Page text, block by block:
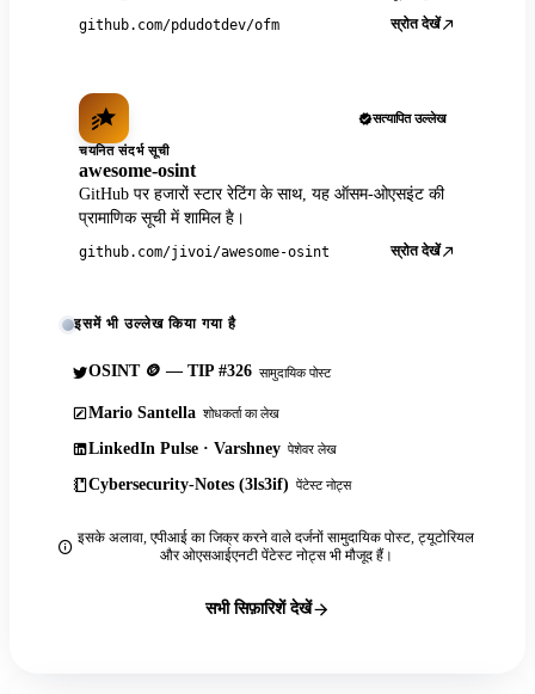
github.com/pdudotdev/ofm स्रोत देखें
सत्यापित उल्लेख
चयनित संदर्भ सूची
awesome-osint
GitHub पर हजारों स्टार रेटिंग के साथ, यह ऑसम-ओएसइंट की
प्रामाणिक सूची में शामिल है।
github.com/jivoi/awesome-osint स्रोत देखें
इसमें भी उल्लेख किया गया है
OSINT 🪙 — TIP #326 सामुदायिक पोस्ट
Mario Santella शोधकर्ता का लेख
LinkedIn Pulse · Varshney पेशेवर लेख
Cybersecurity-Notes (3ls3if) पेंटेस्ट नोट्स
इसके अलावा, एपीआई का जिक्र करने वाले दर्जनों सामुदायिक पोस्ट, ट्यूटोरियल
और ओएसआईएनटी पेंटेस्ट नोट्स भी मौजूद हैं।
सभी सिफ़ारिशें देखें